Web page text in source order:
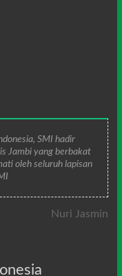
SMI hadir
Jambi yang berbakat
oleh seluruh lapisan
Nuri Jasmin